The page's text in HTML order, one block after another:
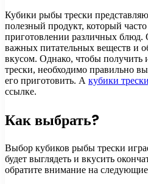
Кубики рыбы трески
полезный продукт, который часто
приготовлении различных блюд.
важных питательных веществ и
вкусом. Однако, чтобы
трески, необходимо правильно
его приготовить. А кубики
ссылке.
Как выбрать?
Выбор кубиков рыбы трески
будет выглядеть и вкусить
обратите внимание на